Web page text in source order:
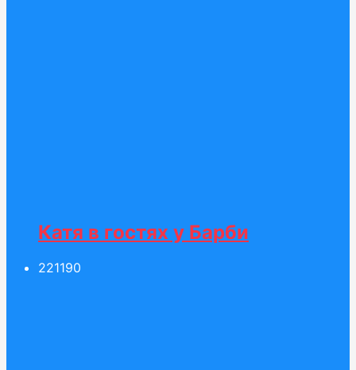
Катя в гостях у Барби
221190